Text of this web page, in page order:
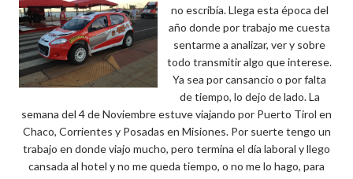
no escribía. Llega esta época del
año donde por trabajo me cuesta
sentarme a analizar, ver y sobre
todo transmitir algo que interese.
Ya sea por cansancio o por falta
de tiempo, lo dejo de lado. La
semana del 4 de Noviembre estuve viajando por Puerto Tirol en
Chaco, Corrientes y Posadas en Misiones. Por suerte tengo un
trabajo en donde viajo mucho, pero termina el día laboral y llego
cansada al hotel y no me queda tiempo, o no me lo hago, para